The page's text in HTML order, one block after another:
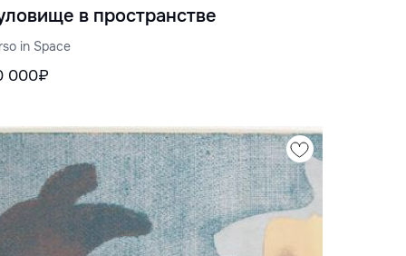
в пространстве
in Space
000₽